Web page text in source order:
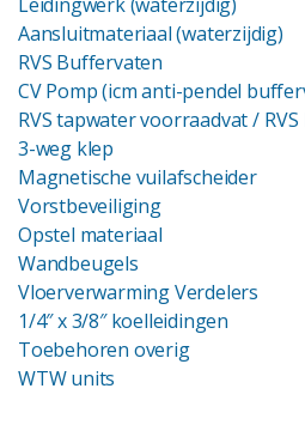
Aansluitmateriaal (waterzijdig)
RVS Buffervaten
CV Pomp (icm anti-pendel
RVS tapwater voorraadvat/
3-weg klep
Magnetische vuilafscheider
Vorstbeveiliging
Opstel materiaal
Wandbeugels
Vloerverwarming Verdelers
1/4″ x 3/8″ koelleidingen
Toebehoren overig
WTW units